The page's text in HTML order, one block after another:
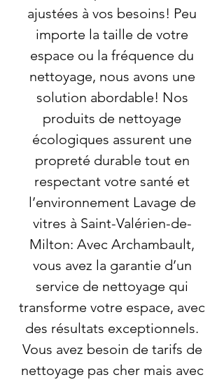
ajustées à vos besoins! Peu
importe la taille de votre
espace ou la fréquence du
nettoyage, nous avons une
solution abordable! Nos
produits de nettoyage
écologiques assurent une
propreté durable tout en
respectant votre santé et
l’environnement Lavage de
vitres à Saint-Valérien-de-
Milton: Avec Archambault,
vous avez la garantie d’un
service de nettoyage qui
transforme votre espace, avec
des résultats exceptionnels.
Vous avez besoin de tarifs de
nettoyage pas cher mais avec